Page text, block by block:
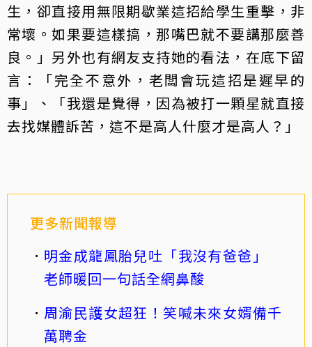
生，卻直接用無限期歇業這招給學生重擊，非
常壞。如果要這樣搞，那嘴巴就不要講那麼善
良。」另外也有網友支持她的看法，在底下留
言：「完全不意外，老闆會玩這招是遲早的
事」、「我還是覺得，因為被打一顆星就直接
去找媒體訴苦，這不是高人什麼才是高人？」
更多新聞報導
明金成龍鳳胎兒吐「我沒有爸爸」
老師暖回一句話全網鼻酸
周渝民護女超狂！笑喊未來女婿備千
萬聘金